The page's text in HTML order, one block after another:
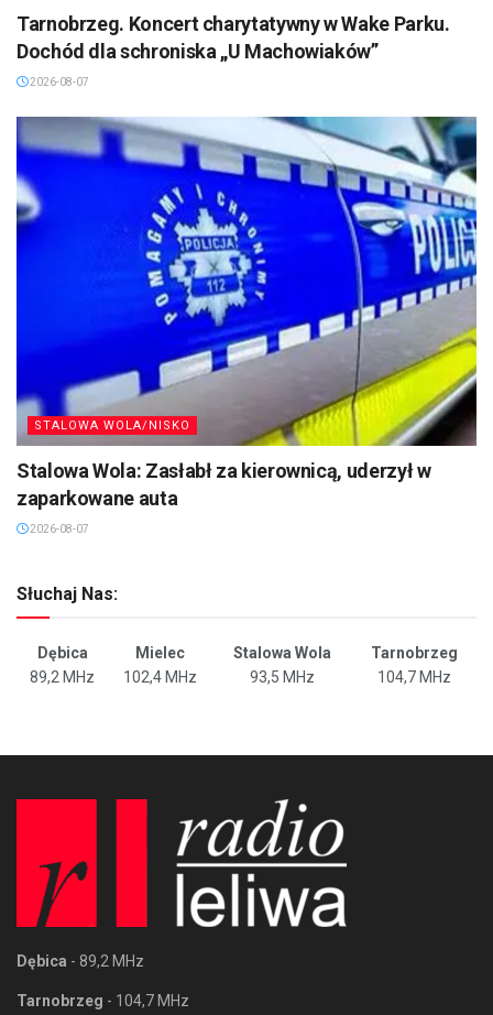
Tarnobrzeg. Koncert charytatywny w Wake Parku.
Dochód dla schroniska „U Machowiaków”
2026-08-07
STALOWA WOLA/NISKO
Stalowa Wola: Zasłabł za kierownicą, uderzył w
zaparkowane auta
2026-08-07
Słuchaj Nas:
Dębica Mielec Stalowa Wola
Tarnobrzeg
89,2 MHz
102,4 MHz 93,5 MHz 104,7 MHz
Dębica - 89,2 MHz
Tarnobrzeg - 104,7 MHz